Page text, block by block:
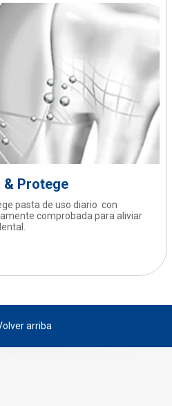
& Protege
pasta de uso diario con
comprobada para aliviar
arriba